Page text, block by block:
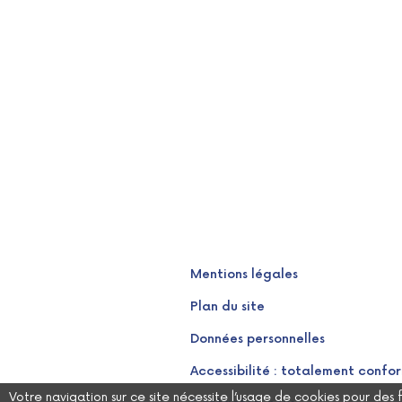
Votre navigation sur ce site nécessite l’usage de cookies pour
Mentions légales
Plan du site
Données personnelles
Accessibilité : totalement